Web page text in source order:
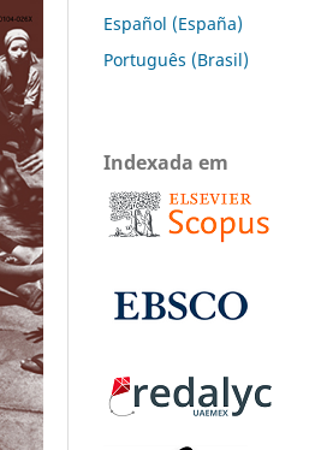
Español (España)
Português (Brasil)
Indexada em